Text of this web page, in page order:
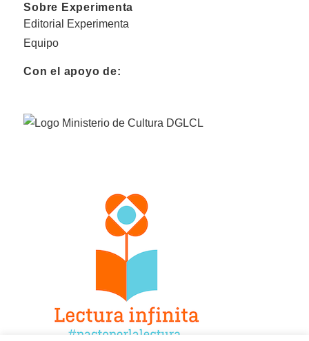
Sobre Experimenta
Editorial Experimenta
Equipo
Con el apoyo de: